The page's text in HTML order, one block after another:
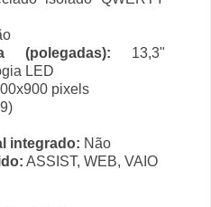
(polegadas): 13,3"
LED
pixels
integrado: Não
ASSIST, WEB, VAIO